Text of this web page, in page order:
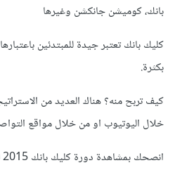
بانك، كوميشن جانكشن وغيرها
كليك بانك تعتبر جيدة للمبتدئين
بكثرة.
كيف تربح منه؟ هناك العديد من
خلال اليوتيوب او من خلال مواقع